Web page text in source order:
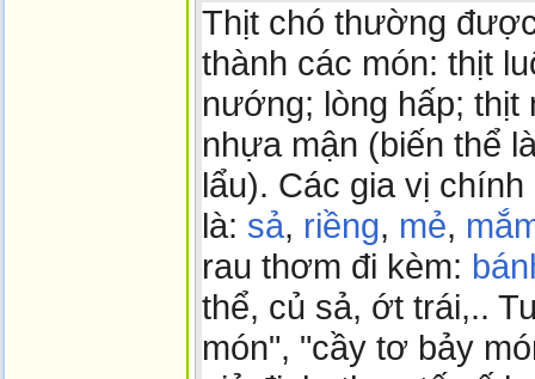
Thịt chó thường
thành các món: thịt
nướng; lòng hấp; thịt
nhựa mận (biến thể
lẩu). Các gia vị
là: sả, riềng, mẻ,
rau thơm đi kèm:
thể, củ sả, ớt trái,..
món", "cầy tơ bảy